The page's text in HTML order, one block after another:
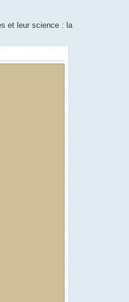
et leur science : la